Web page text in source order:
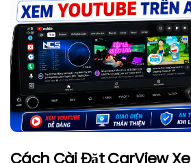
Cách Cài Đặt CarView